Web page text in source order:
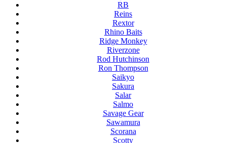
RB
Reins
Rextor
Rhino Baits
Ridge Monkey
Riverzone
Rod Hutchinson
Ron Thompson
Saikyo
Sakura
Salar
Salmo
Savage Gear
Sawamura
Scorana
Scotty